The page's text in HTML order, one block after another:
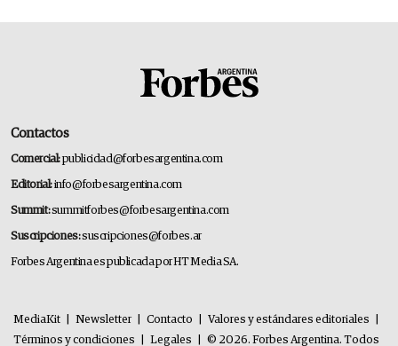
Contactos
Comercial:publicidad@forbesargentina.com
Editorial:info@forbesargentina.com
Summit:summitforbes@forbesargentina.com
Suscripciones:suscripciones@forbes.ar
Forbes Argentina es publicada por HT Media SA.
MediaKit Newsletter Contacto Valores y estándares editoriales
Términos y condiciones
Legales © 2026. Forbes Argentina. Todos